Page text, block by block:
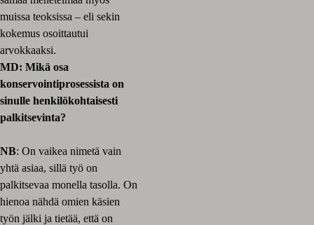
muissa teoksissa – eli sekin
kokemus osoittautui
arvokkaaksi.
MD: Mikä osa
konservointiprosessista on
sinulle henkilökohtaisesti
palkitsevinta?
NB: On vaikea nimetä vain
yhtä asiaa, sillä työ on
palkitsevaa monella tasolla. On
hienoa nähdä omien käsien
työn jälki ja tietää, että on